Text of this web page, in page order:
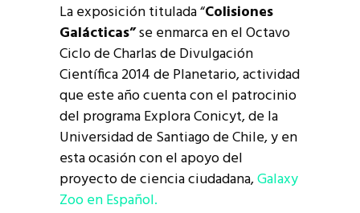
La exposición titulada “Colisiones
Galácticas”se enmarca en el Octavo
Ciclo de Charlas de Divulgación
Científica 2014 de Planetario, actividad
que este año cuenta con el patrocinio
del programa Explora Conicyt, de la
Universidad de Santiago de Chile, y en
esta ocasión con el apoyo del
proyecto de ciencia ciudadana,Galaxy
Zoo en Español.